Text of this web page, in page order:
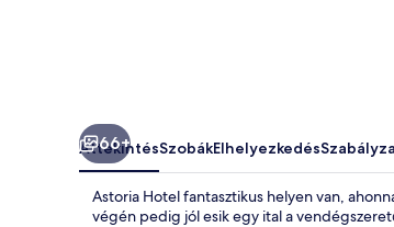
66+
ÁttekintésSzobákElhelyezkedés
Astoria Hotel fantasztikus helyen van,
végén pedig jól esik egy ital a